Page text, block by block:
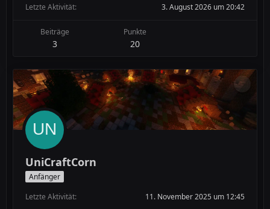
Letzte Aktivität
3. August 2026 um 20:42
Beiträge
3
Punkte
20
UniCraftCorn
Anfänger
Letzte Aktivität
11. November 2025 um 12:45